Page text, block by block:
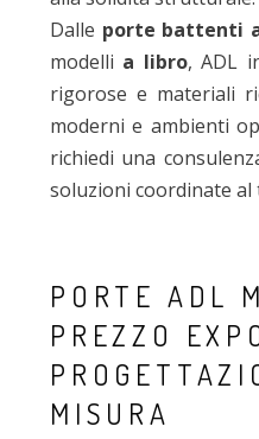
Dalle porte battenti
modelli a libro, ADL
rigorose e materiali
moderni e ambienti
richiedi una
soluzioni coordinate
PORTE ADL
PREZZO
MISURA